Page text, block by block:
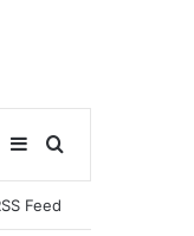
In
SidebarSearch for
Feed